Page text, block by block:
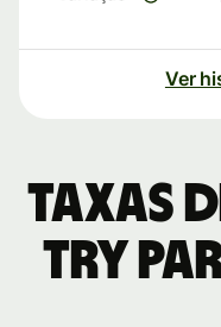
Ver
Taxas
TRY